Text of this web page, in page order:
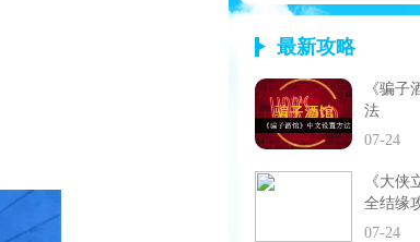
最新攻略
《骗子
法
07-24
《大侠
全结缘
07-24